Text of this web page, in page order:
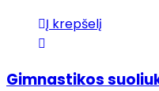
Į krepšelį
Gimnastikos